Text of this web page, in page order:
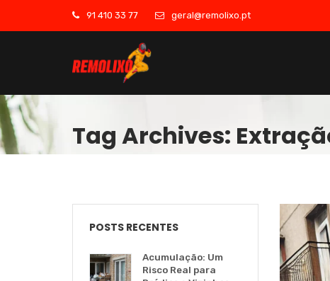
91 410 33 77 geral@remolixo.pt
Tag Archives:
POSTS RECENTES
Acumulação: Um
Risco Real para